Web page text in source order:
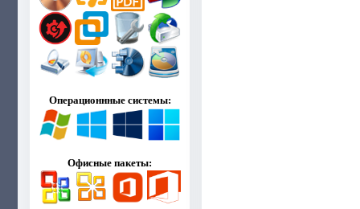
Операционнные системы:
Офисные пакеты: